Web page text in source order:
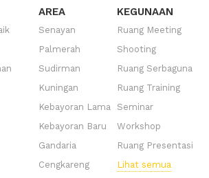
AREA
Senayan
Palmerah
Sudirman
Kuningan
Kebayoran Lama
Kebayoran Baru
Gandaria
Cengkareng
KEGUNAAN
Ruang Meeting
Shooting
Ruang Serbaguna
Ruang Training
Seminar
Workshop
Ruang Presentasi
Lihat semua